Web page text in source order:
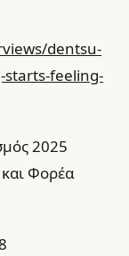
dentsu-
feeling-
2025
Φορέα